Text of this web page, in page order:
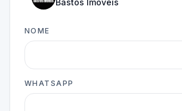
NOME
WHATSAPP